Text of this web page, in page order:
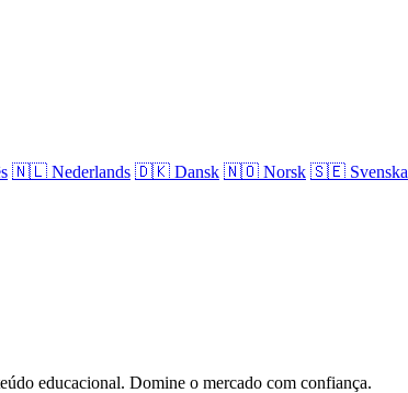
🇳🇱 Nederlands 🇩🇰 Dansk 🇳🇴 Norsk 🇸🇪 Svenska
educacional. Domine o mercado com confiança.